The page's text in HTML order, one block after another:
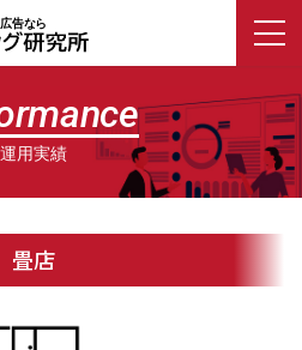
告なら
運用実績
畳店